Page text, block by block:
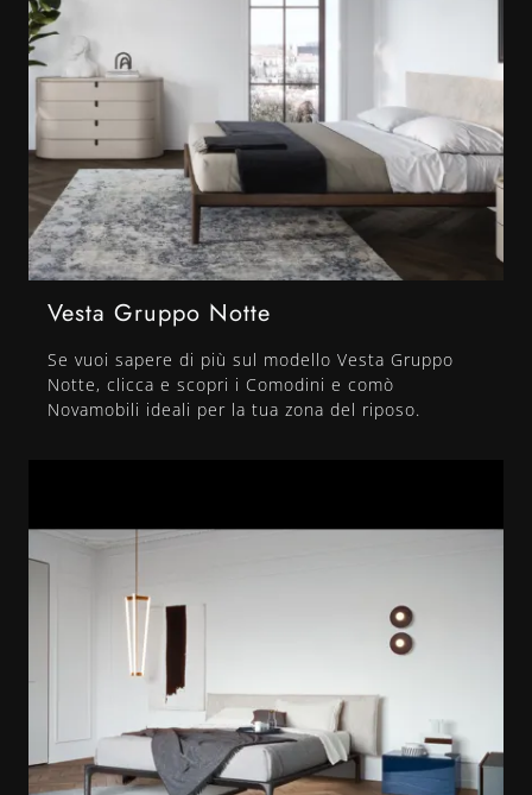
Vesta Gruppo Notte
Se vuoi sapere di più sul modello Vesta Gruppo
Notte, clicca e scopri i Comodini e comò
Novamobili ideali per la tua zona del riposo.